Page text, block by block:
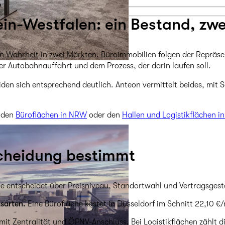
gesamten Immobilienprozess.
kennen.
Westfalen: ein Bestand,
in zwei Märkten. Büroimmobilien folgen der
Autobahnauffahrt und dem Prozess, der darin laufen soll.
sich entsprechend deutlich. Anteon vermittelt beides, mit
Büroflächen in NRW oder den Hallen und Logistikflächen
bestimmt
entscheidet über Preisniveau, Standortwahl und
Eine Bürofläche kostet in Düsseldorf im Schnitt 22,10
Zentralität und ÖPNV-Anschluss. Bei Logistikflächen zählt